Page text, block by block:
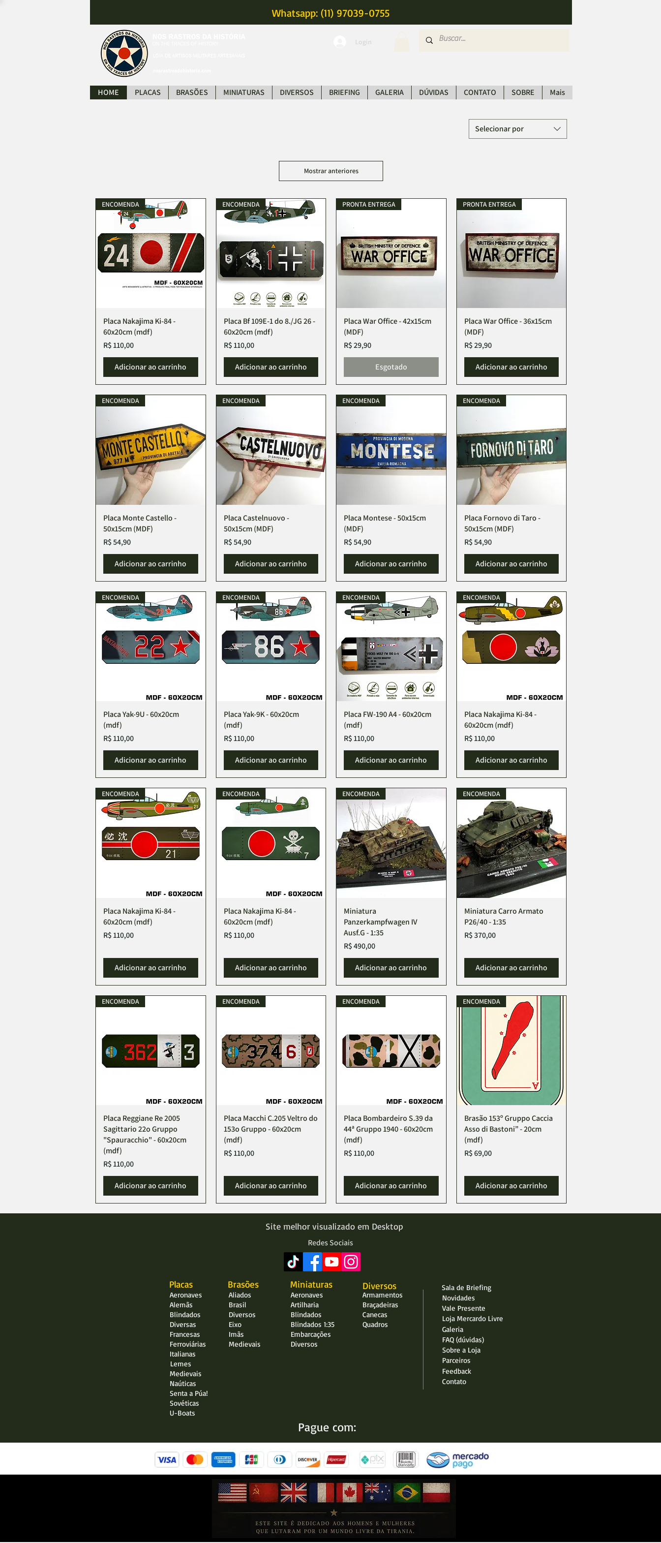
Whatsapp: (11) 97039-0755
Login
HOME PLACAS BRASÕES MINIATURAS DIVERSOS BRIEFING GALERIA DÚVIDAS CONTATO SOBRE Mais
Selecionar por
Mostrar anteriores
ENCOMENDA
Placa Nakajima Ki-84 -
60x20cm (mdf)
Preço
R$ 110,00
Adicionar ao carrinho
ENCOMENDA
Placa Bf 109E-1 do 8./JG 26 -
60x20cm (mdf)
Preço
R$ 110,00
Adicionar ao carrinho
PRONTA ENTREGA
Placa War Office - 42x15cm
(MDF)
Preço
R$ 29,90
Esgotado
PRONTA ENTREGA
Placa War Office - 36x15cm
(MDF)
Preço
R$ 29,90
Adicionar ao carrinho
ENCOMENDA
Placa Monte Castello -
50x15cm (MDF)
Preço
R$ 54,90
Adicionar ao carrinho
ENCOMENDA
Placa Castelnuovo -
50x15cm (MDF)
Preço
R$ 54,90
Adicionar ao carrinho
ENCOMENDA
Placa Montese - 50x15cm
(MDF)
Preço
R$ 54,90
Adicionar ao carrinho
ENCOMENDA
Placa Fornovo di Taro -
50x15cm (MDF)
Preço
R$ 54,90
Adicionar ao carrinho
ENCOMENDA
Placa Yak-9U - 60x20cm
(mdf)
Preço
R$ 110,00
Adicionar ao carrinho
ENCOMENDA
Placa Yak-9K - 60x20cm
(mdf)
Preço
R$ 110,00
Adicionar ao carrinho
ENCOMENDA
Placa FW-190 A4 - 60x20cm
(mdf)
Preço
R$ 110,00
Adicionar ao carrinho
ENCOMENDA
Placa Nakajima Ki-84 -
60x20cm (mdf)
Preço
R$ 110,00
Adicionar ao carrinho
ENCOMENDA
Placa Nakajima Ki-84 -
60x20cm (mdf)
Preço
R$ 110,00
Adicionar ao carrinho
ENCOMENDA
Placa Nakajima Ki-84 -
60x20cm (mdf)
Preço
R$ 110,00
Adicionar ao carrinho
ENCOMENDA
Miniatura
Panzerkampfwagen IV
Ausf.G - 1:35
Preço
R$ 490,00
Adicionar ao carrinho
ENCOMENDA
Miniatura Carro Armato
P26/40 - 1:35
Preço
R$ 370,00
Adicionar ao carrinho
ENCOMENDA
Placa Reggiane Re 2005
Sagittario 22o Gruppo
"Spauracchio" - 60x20cm
(mdf)
Preço
R$ 110,00
Adicionar ao carrinho
ENCOMENDA
Placa Macchi C.205 Veltro do
153o Gruppo - 60x20cm
(mdf)
Preço
R$ 110,00
Adicionar ao carrinho
ENCOMENDA
Placa Bombardeiro S.39 da
44ª Gruppo 1940 - 60x20cm
(mdf)
Preço
R$ 110,00
Adicionar ao carrinho
ENCOMENDA
Brasão 153º Gruppo Caccia
Asso di Bastoni” - 20cm
(mdf)
Preço
R$ 69,00
Adicionar ao carrinho
Site melhor visualizado em Desktop
Redes Sociais
Placas Brasões Miniaturas Diversos
Sala de Briefing
Novidades
Vale Presente
Loja Mercardo Livre
Galeria
FAQ (dúvidas)
Sobre a Loja
Parceiros
Aliados
Brasil
Diversos
Eixo
Imãs
Medievais
Aeronaves
Artilharia
Blindados
Blindados 1:35
Embarcações
Diversos
Aeronaves
Alemãs
Blindados
Diversas
Francesas
Ferroviárias
Italianas
Armamentos
Braçadeiras
Canecas
Quadros
Medievais
Naúticas
Senta a Púa!
Sovéticas
U-Boats
Feedback
Contato
Lemes
Pague com: